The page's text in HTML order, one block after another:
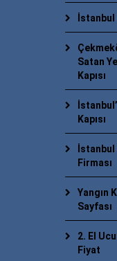
İstanbul
Satan
Kapısı
Kapısı
İstanbul
Firması
Yangın
Sayfası
2. El
Fiyat